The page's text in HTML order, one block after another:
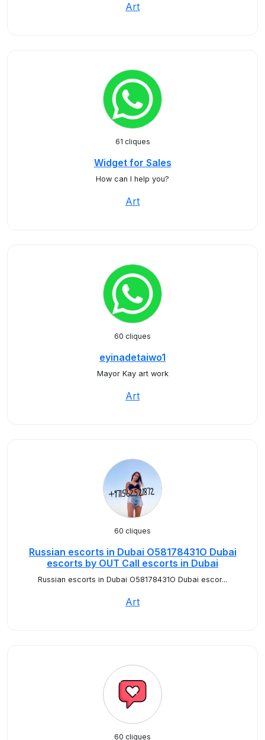
Art
61 cliques
Widget for Sales
How can I help you?
Art
60 cliques
eyinadetaiwo1
Mayor Kay art work
Art
60 cliques
Russian escorts in Dubai O58178431O Dubai
escorts by OUT Call escorts in Dubai
Russian escorts in Dubai O58178431O Dubai escor...
Art
60 cliques